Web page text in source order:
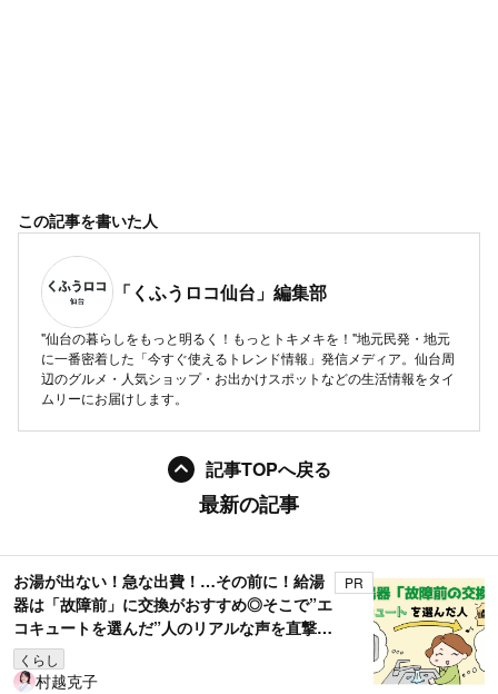
この記事を書いた人
「くふうロコ仙台」編集部
"仙台の暮らしをもっと明るく！もっとトキメキを！"地元民発・地元
に一番密着した「今すぐ使えるトレンド情報」発信メディア。仙台周
辺のグルメ・人気ショップ・お出かけスポットなどの生活情報をタイ
ムリーにお届けします。
記事TOPへ戻る
最新の記事
お湯が出ない！急な出費！…その前に！給湯
器は「故障前」に交換がおすすめ◎そこで”エ
コキュートを選んだ”人のリアルな声を直撃取
材！
くらし
PR
村越克子